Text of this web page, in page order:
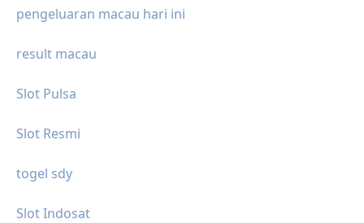
pengeluaran macau hari ini
result macau
Slot Pulsa
Slot Resmi
togel sdy
Slot Indosat